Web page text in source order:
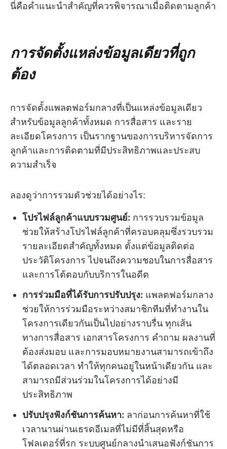
นี่คือคำแนะนำสำคัญที่ควรพิจารณาเมื่อติดตามลูกค้า
การจัดตั้งแหล่งข้อมูลเดียวที่ถูก
ต้อง
การจัดตั้งแพลตฟอร์มกลางที่เป็นแหล่งข้อมูลเดียว
สำหรับข้อมูลลูกค้าทั้งหมด การสื่อสาร และราย
ละเอียดโครงการ เป็นรากฐานของการบริหารจัดการ
ลูกค้าและการติดตามที่มีประสิทธิภาพและประสบ
ความสำเร็จ
ลองดูว่าการรวมตัวช่วยได้อย่างไร:
โปรไฟล์ลูกค้าแบบรวมศูนย์: การรวบรวมข้อมูล
ช่วยให้สร้างโปรไฟล์ลูกค้าที่ครอบคลุมซึ่งรวบรวม
รายละเอียดสำคัญทั้งหมด ตั้งแต่ข้อมูลติดต่อ
ประวัติโครงการ ไปจนถึงความชอบในการสื่อสาร
และการโต้ตอบกับบริการในอดีต
การร่วมมือที่ได้รับการปรับปรุง: แพลตฟอร์มกลาง
ช่วยให้การร่วมมือระหว่างสมาชิกทีมที่ทำงานใน
โครงการเดียวกันเป็นไปอย่างราบรื่น ทุกเส้น
ทางการสื่อสาร เอกสารโครงการ คำถาม ผลงานที่
ต้องส่งมอบ และการมอบหมายงานสามารถเข้าถึง
ได้ตลอดเวลา ทำให้ทุกคนอยู่ในหน้าเดียวกัน และ
สามารถมีส่วนร่วมในโครงการได้อย่างมี
ประสิทธิภาพ
ปรับปรุงฟังก์ชันการค้นหา: ลาก่อนการค้นหาที่ใช้
เวลานานผ่านเธรดอีเมลที่ไม่มีที่สิ้นสุดหรือ
โฟลเดอร์ที่รก ระบบศูนย์กลางนำเสนอฟังก์ชันการ